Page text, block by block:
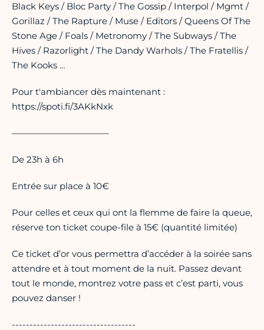
Black Keys / Bloc Party / The Gossip / Interpol / Mgmt /
Gorillaz / The Rapture / Muse / Editors / Queens Of The
Stone Age / Foals / Metronomy / The Subways / The
Hives / Razorlight / The Dandy Warhols / The Fratellis /
The Kooks …
Pour t'ambiancer dès maintenant :
https://spoti.fi/3AKkNxk
———————————
De 23h à 6h
Entrée sur place à 10€
Pour celles et ceux qui ont la flemme de faire la queue,
réserve ton ticket coupe-file à 15€ (quantité limitée)
Ce ticket d’or vous permettra d’accéder à la soirée sans
attendre et à tout moment de la nuit. Passez devant
tout le monde, montrez votre pass et c’est parti, vous
pouvez danser !
-----------------------------------